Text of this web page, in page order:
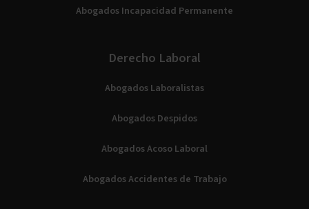
Abogados Incapacidad Permanente
Derecho Laboral
Abogados Laboralistas
Abogados Despidos
Abogados Acoso Laboral
Abogados Accidentes de Trabajo